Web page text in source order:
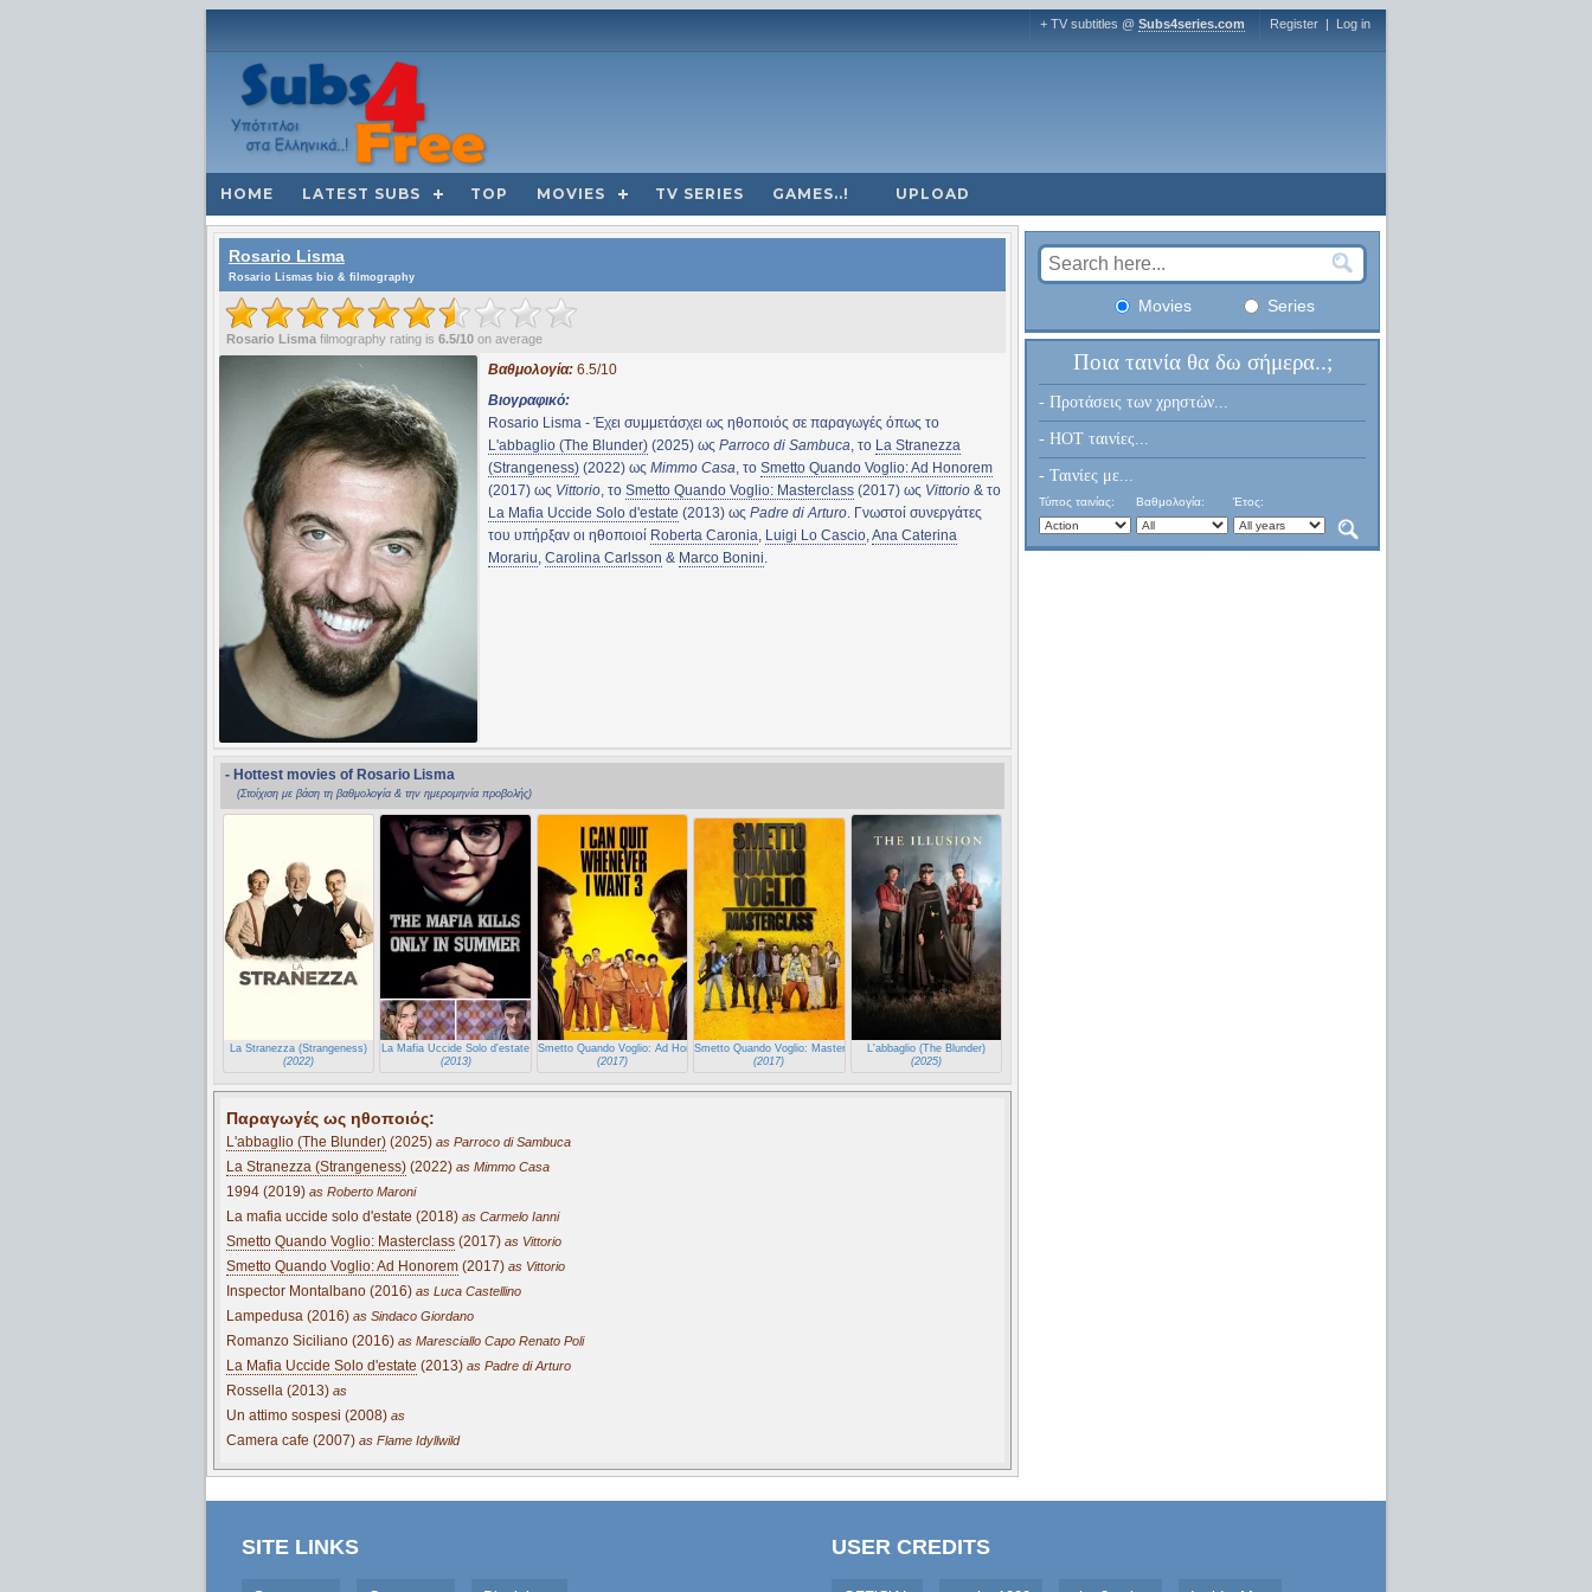
+ TV subtitles @ Subs4series.com Register | Log in
HOME LATEST SUBS TOP MOVIES TV SERIES GAMES..! UPLOAD
Rosario Lisma
Rosario Lismas bio & filmography
Rosario Lisma filmography rating is 6.5/10 on average
Βαθμολογία: 6.5/10
Βιογραφικό:
Rosario Lisma - Έχει συμμετάσχει ως ηθοποιός σε παραγωγές όπως το
L'abbaglio (The Blunder) (2025) ως Parroco di Sambuca, το La Stranezza
(Strangeness) (2022) ως Mimmo Casa, το Smetto Quando Voglio: Ad Honorem
(2017) ως Vittorio, το Smetto Quando Voglio: Masterclass (2017) ως Vittorio & το
La Mafia Uccide Solo d'estate (2013) ως Padre di Arturo. Γνωστοί συνεργάτες
του υπήρξαν οι ηθοποιοί Roberta Caronia, Luigi Lo Cascio,Ana Caterina
Morariu, Carolina Carlsson & Marco Bonini.
- Hottest movies of Rosario Lisma
(Στοίχιση με βάση τη βαθμολογία & την ημερομηνία προβολής)
La Stranezza (Strangeness)
(2022)
La Mafia Uccide Solo d'estate
(2013)
Smetto Quando Voglio: Ad Honorem
(2017)
Smetto Quando Voglio: Masterclass
(2017)
L'abbaglio (The Blunder)
(2025)
Παραγωγές ως ηθοποιός:
L'abbaglio (The Blunder) (2025) as Parroco di Sambuca
La Stranezza (Strangeness) (2022) as Mimmo Casa
1994 (2019) as Roberto Maroni
La mafia uccide solo d'estate (2018) as Carmelo Ianni
Smetto Quando Voglio: Masterclass (2017) as Vittorio
Smetto Quando Voglio: Ad Honorem (2017) as Vittorio
Inspector Montalbano (2016) as Luca Castellino
Lampedusa (2016) as Sindaco Giordano
Romanzo Siciliano (2016) as Maresciallo Capo Renato Poli
La Mafia Uccide Solo d'estate (2013) as Padre di Arturo
Rossella (2013) as
Un attimo sospesi (2008) as
Camera cafe (2007) as Flame Idyllwild
Movies Series
Ποια ταινία θα δω σήμερα..;
- Προτάσεις των χρηστών...
- HOT ταινίες...
- Ταινίες με...
Τύπος ταινίας: Βαθμολογία: Έτος:
SITE LINKS USER CREDITS